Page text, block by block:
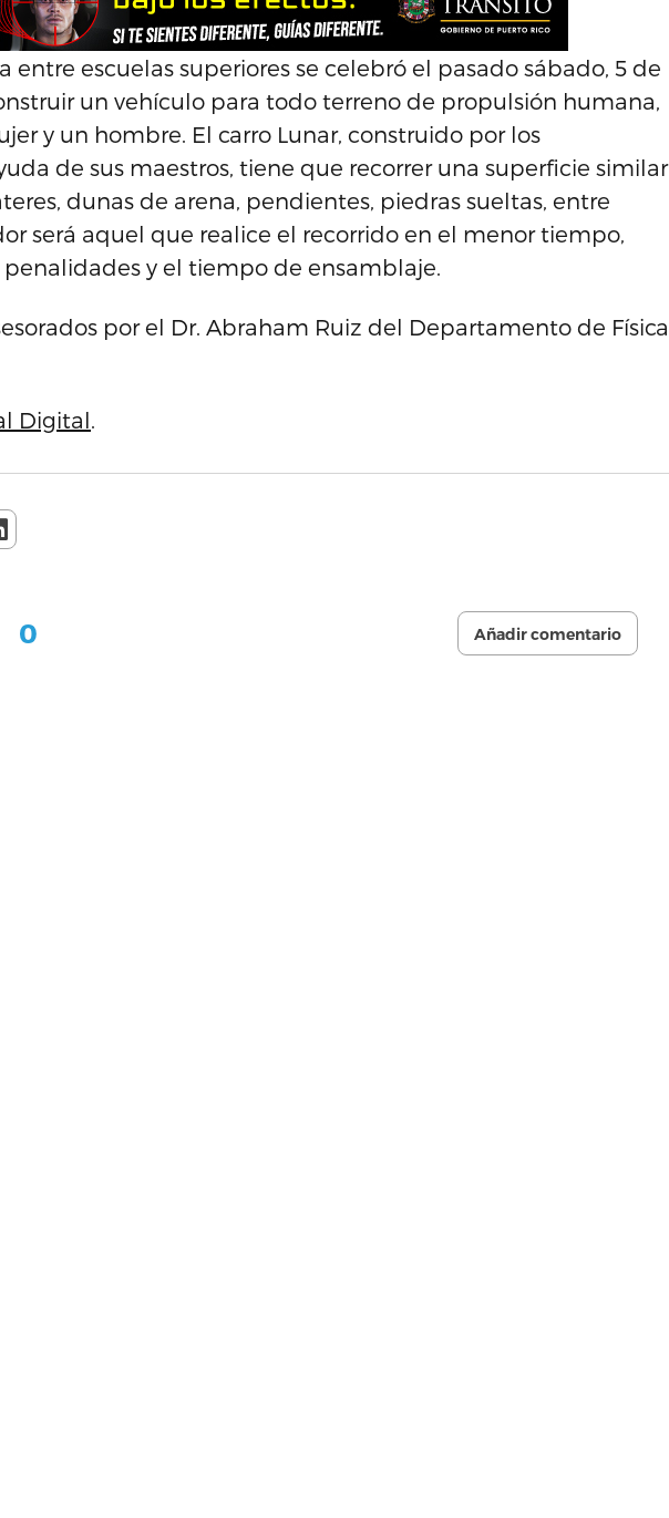
entre escuelas superiores se celebró el pasado sábado, 5 de
un vehículo para todo terreno de propulsión humana,
y un hombre. El carro Lunar, construido por los
de sus maestros, tiene que recorrer una superficie similar
dunas de arena, pendientes, piedras sueltas, entre
será aquel que realice el recorrido en el menor tiempo,
y el tiempo de ensamblaje.
por el Dr. Abraham Ruiz del Departamento de Física
Digital.
0 Añadir comentario